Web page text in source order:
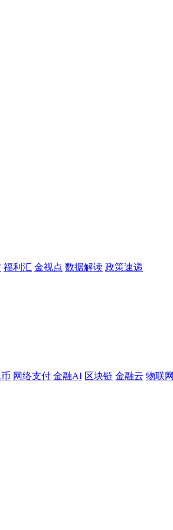
福利汇 金视点 数据解读 政策速递
网络支付 金融AI 区块链 金融云 物联网